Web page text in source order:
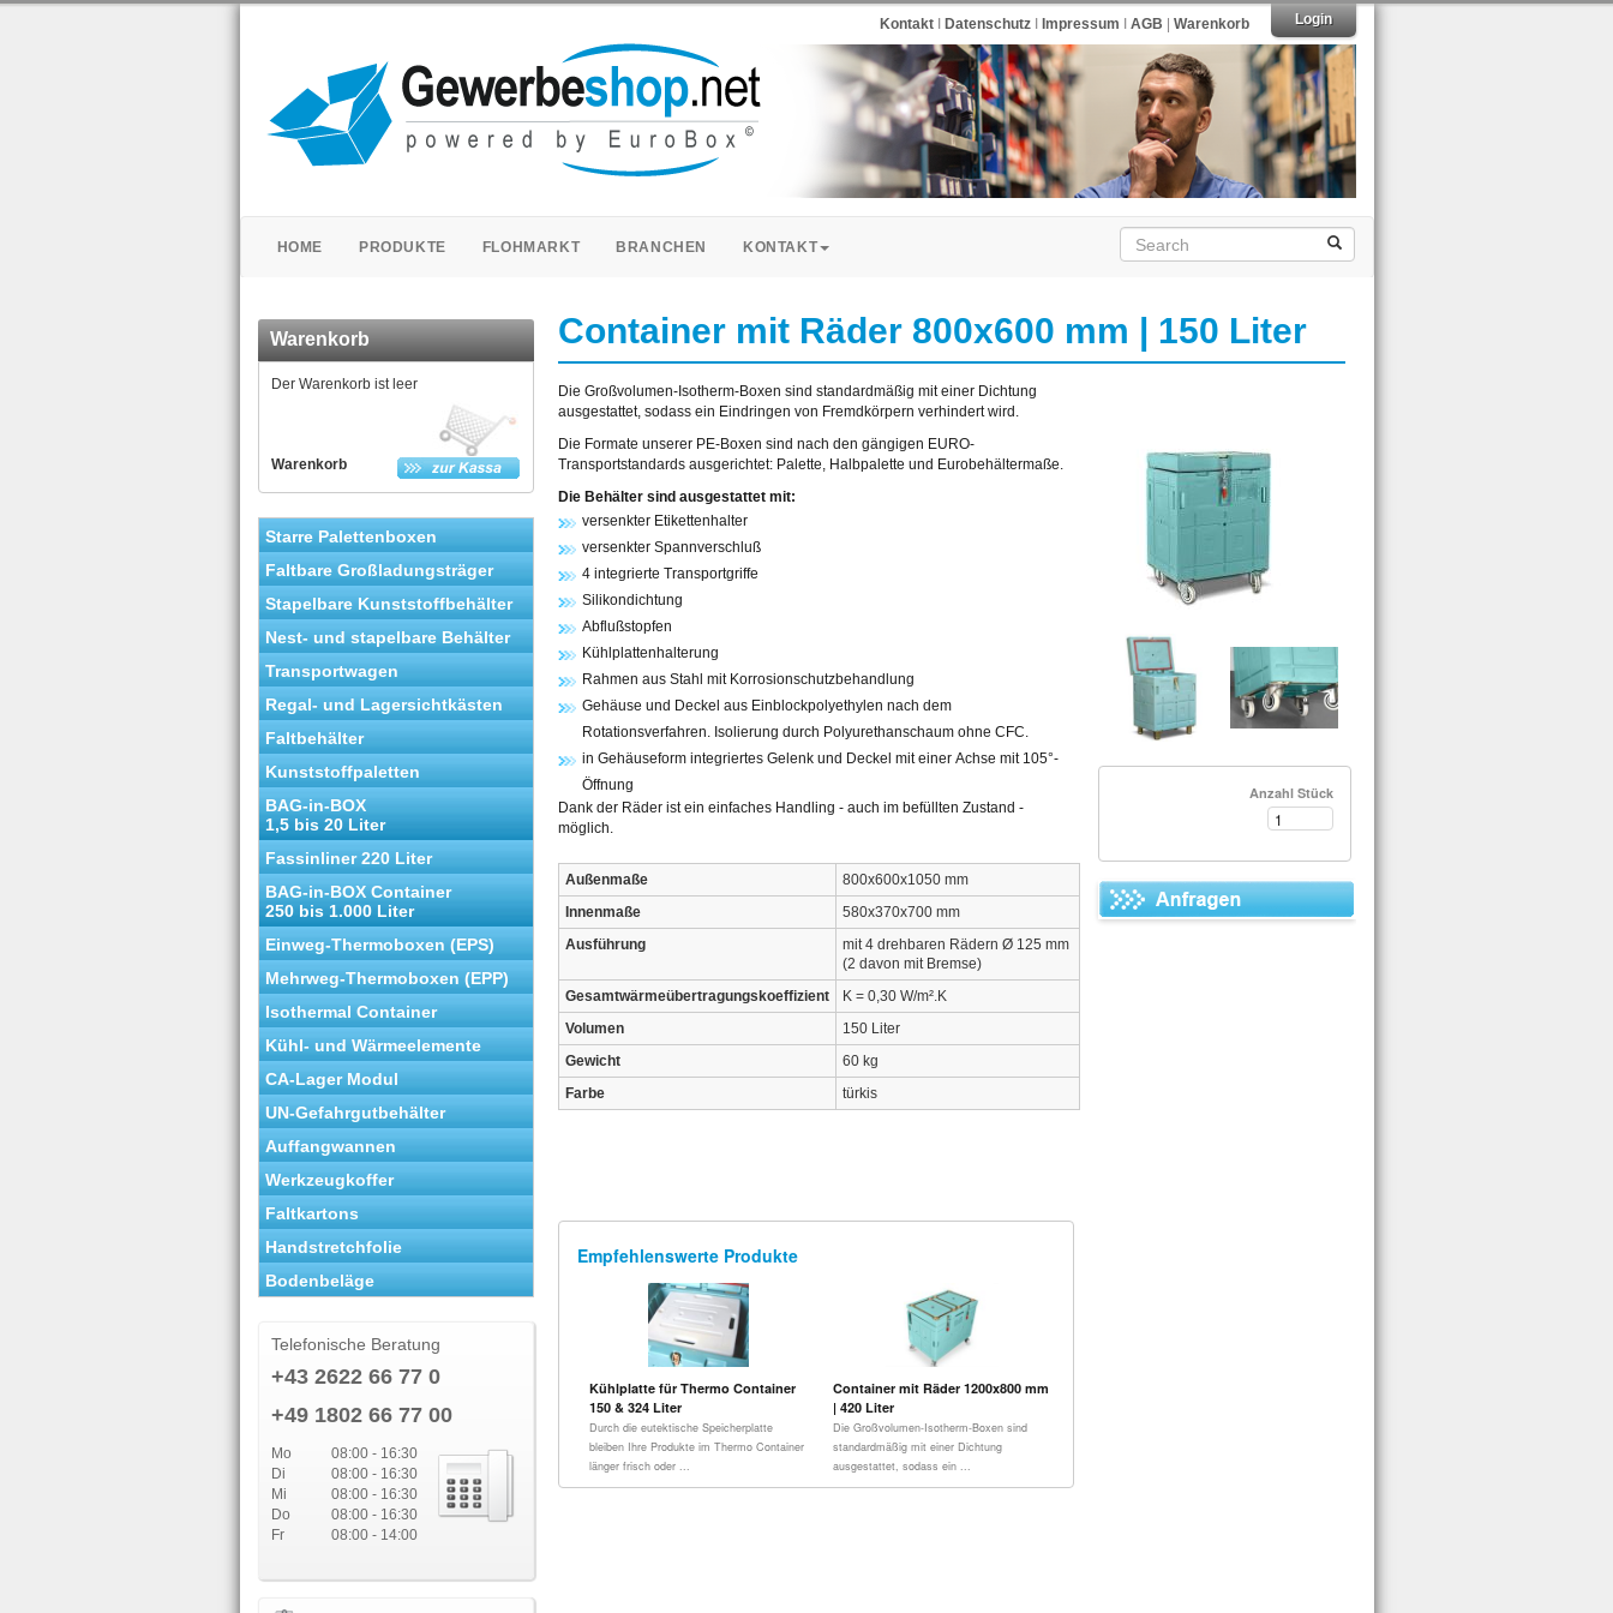
KontaktI Datenschutz Impressum AGB Warenkorb Login
HOME PRODUKTE FLOHMARKT BRANCHEN KONTAKT
Warenkorb
Warenkorb
Der Warenkorb ist leer
Starre Palettenboxen
Faltbare Großladungsträger
Stapelbare Kunststoffbehälter
Nest- und stapelbare Behälter
Transportwagen
Regal- und Lagersichtkästen
Faltbehälter
Kunststoffpaletten
BAG-in-BOX
1,5 bis 20 Liter
Fassinliner 220 Liter
BAG-in-BOX Container
250 bis 1.000 Liter
Einweg-Thermoboxen (EPS)
Mehrweg-Thermoboxen (EPP)
Isothermal Container
Kühl- und Wärmeelemente
CA-Lager Modul
UN-Gefahrgutbehälter
Auffangwannen
Werkzeugkoffer
Faltkartons
Handstretchfolie
Bodenbeläge
Telefonische Beratung
+43 2622 66 77 0
+49 1802 66 77 00
Mo
08:00 - 16:30
Di
08:00 - 16:30
Mi
08:00 - 16:30
Do
08:00 - 16:30
Fr
08:00 - 14:00
Container mit Räder 800x600 mm | 150 Liter
Die Großvolumen-Isotherm-Boxen sind standardmäßig mit einer Dichtung
ausgestattet, sodass ein Eindringen von Fremdkörpern verhindert wird.
Die Formate unserer PE-Boxen sind nach den gängigen EURO-
Transportstandards ausgerichtet: Palette, Halbpalette und Eurobehältermaße.
Die Behälter sind ausgestattet mit:
versenkter Etikettenhalter
versenkter Spannverschluß
4 integrierte Transportgriffe
Silikondichtung
Abflußstopfen
Kühlplattenhalterung
Rahmen aus Stahl mit Korrosionschutzbehandlung
Gehäuse und Deckel aus Einblockpolyethylen nach dem
Rotationsverfahren. Isolierung durch Polyurethanschaum ohne CFC.
in Gehäuseform integriertes Gelenk und Deckel mit einer Achse mit 105°-
Öffnung
Dank der Räder ist ein einfaches Handling - auch im befüllten Zustand -
möglich.
Außenmaße
800x600x1050 mm
Innenmaße
580x370x700 mm
Ausführung
mit 4 drehbaren Rädern Ø 125 mm
(2 davon mit Bremse)
Gesamtwärmeübertragungskoeffizient
K = 0,30 W/m².K
Volumen
150 Liter
Gewicht
60 kg
Farbe
türkis
Empfehlenswerte Produkte
Kühlplatte für Thermo Container
150 & 324 Liter
Durch die eutektische Speicherplatte
bleiben Ihre Produkte im Thermo Container
länger frisch oder ...
Container mit Räder 1200x800 mm
| 420 Liter
Die Großvolumen-Isotherm-Boxen sind
standardmäßig mit einer Dichtung
ausgestattet, sodass ein ...
Anzahl Stück